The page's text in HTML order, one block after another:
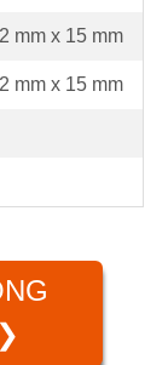
mm x 15 mm
mm x 15 mm